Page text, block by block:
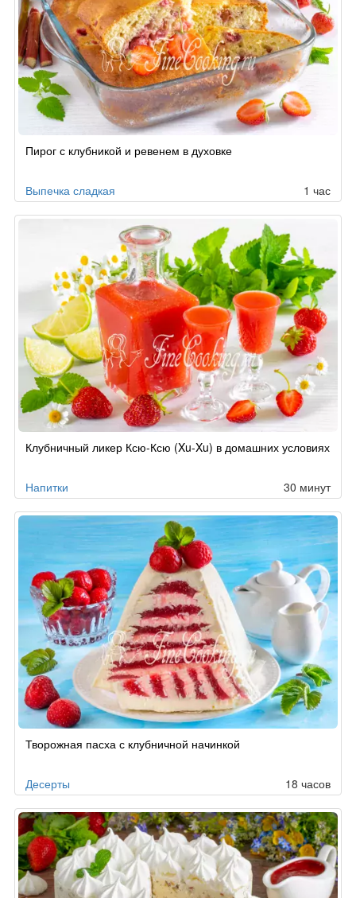
Пирог с клубникой и ревенем в духовке
Выпечка сладкая 1 час
Клубничный ликер Ксю-Ксю (Xu-Xu) в домашних условиях
Напитки 30 минут
Творожная пасха с клубничной начинкой
Десерты 18 часов